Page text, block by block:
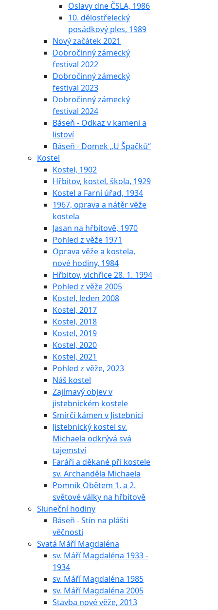
Oslavy dne ČSLA, 1986
10. dělostřelecký
posádkový ples, 1989
Nový začátek 2021
Dobročinný zámecký
festival 2022
Dobročinný zámecký
festival 2023
Dobročinný zámecký
festival 2024
Báseň - Odkaz v kameni a
listoví
Báseň - Domek „U Špačků“
Kostel
Kostel, 1902
Hřbitov, kostel, škola, 1929
Kostel a Farní úřad, 1934
1967, oprava a nátěr věže
kostela
Jasan na hřbitově, 1970
Pohled z věže 1971
Oprava věže a kostela,
nové hodiny, 1984
Hřbitov, vichřice 28. 1. 1994
Pohled z věže 2005
Kostel, leden 2008
Kostel, 2017
Kostel, 2018
Kostel, 2019
Kostel, 2020
Kostel, 2021
Pohled z věže, 2023
Náš kostel
Zajímavý objev v
jistebnickém kostele
Smírčí kámen v Jistebnici
Jistebnický kostel sv.
Michaela odkrývá svá
tajemství
Faráři a děkané při kostele
sv. Archanděla Michaela
Pomník Obětem 1. a 2.
světové války na hřbitově
Sluneční hodiny
Báseň - Stín na plášti
věčnosti
Svatá Máří Magdaléna
sv. Máří Magdaléna 1933 -
1934
sv. Máří Magdaléna 1985
sv. Máří Magdaléna 2005
Stavba nové věže, 2013